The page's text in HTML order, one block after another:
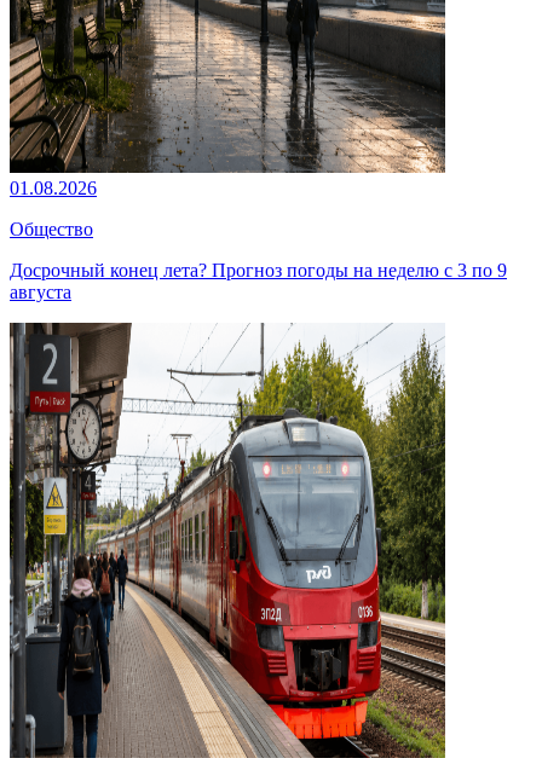
01.08.2026
Общество
Досрочный конец лета? Прогноз погоды на неделю с 3 по 9
августа